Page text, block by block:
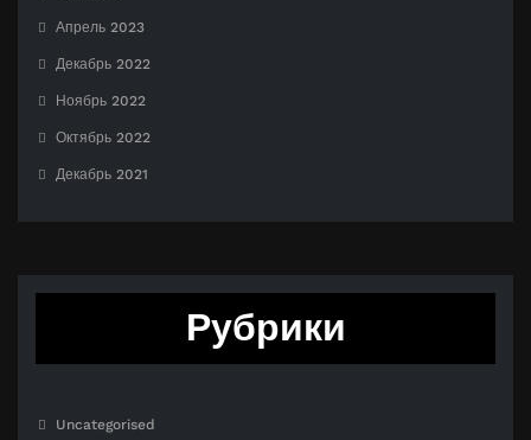
Апрель 2023
Декабрь 2022
Ноябрь 2022
Октябрь 2022
Декабрь 2021
Рубрики
Uncategorised